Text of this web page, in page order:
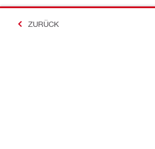
ZURÜCK